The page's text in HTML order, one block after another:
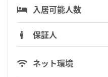
入居可能人数
保証人
ネット環境